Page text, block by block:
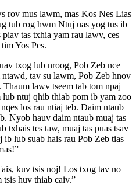
rov mus lawm, mas Kos Nes Lias
tub rog hwm Ntuj uas yog tus ib
tas txhia yam rau lawv, ces
Yos Pes.
txog lub nroog, Pob Zeb nce
tav su lawm, Pob Zeb hnov
lawv tseem tab tom npaj
lub ntuj qhib thiab pom ib yam zoo
los rau ntiaj teb. Daim ntaub
Nyob hauv daim ntaub muaj tas
txhais tes taw, muaj tas puas tsav
ib lub suab hais rau Pob Zeb tias
kuv tsis noj! Los txog tav no
tsis huv thiab caiv.”